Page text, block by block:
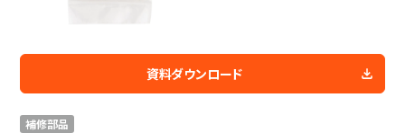
日本語
採用情報
資料ダウンロード
補修部品